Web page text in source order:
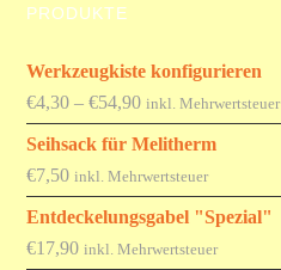
PRODUKTE
Werkzeugkiste konfigurieren
€4,30 –€54,90Preisspanne:
€4,30
€54,90
inkl. Mehrwertsteuer
Seihsack für Melitherm
€7,50 inkl. Mehrwertsteuer
Entdeckelungsgabel "Spezial"
€17,90 inkl. Mehrwertsteuer